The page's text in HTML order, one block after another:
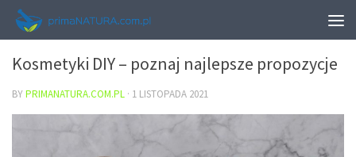
URODA
Kosmetyki DIY – poznaj najlepsze propozycje
BYPRIMANATURA.COM.PL · 1 LISTOPADA 2021